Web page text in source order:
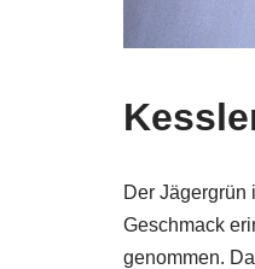
Der Jägergrün
Geschmack
genommen.